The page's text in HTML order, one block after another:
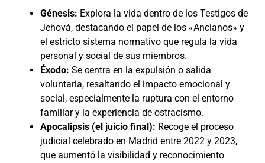
Génesis: Explora la vida dentro de los Testigos de
Jehová, destacando el papel de los «Ancianos» y
el estricto sistema normativo que regula la vida
personal y social de sus miembros.
Éxodo: Se centra en la expulsión o salida
voluntaria, resaltando el impacto emocional y
social, especialmente la ruptura con el entorno
familiar y la experiencia de ostracismo.
Apocalipsis (el juicio final): Recoge el proceso
judicial celebrado en Madrid entre 2022 y 2023,
que aumentó la visibilidad y reconocimiento